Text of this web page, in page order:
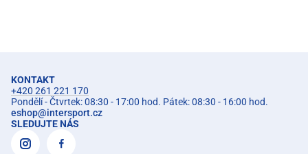
KONTAKT
+420 261 221 170
Pondělí - Čtvrtek: 08:30 - 17:00 hod. Pátek: 08:30 - 16:00 hod.
eshop@intersport.cz
SLEDUJTE NÁS